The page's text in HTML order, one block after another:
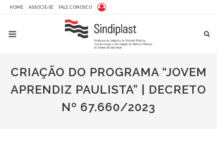
HOME ASSOCIE-SE FALE CONOSCO
CRIAÇÃO DO PROGRAMA “JOVEM
APRENDIZ PAULISTA” | DECRETO
Nº 67.660/2023